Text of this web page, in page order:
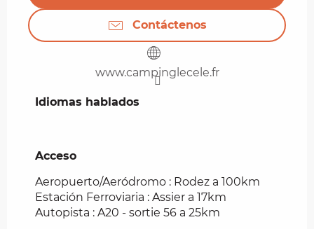
Contáctenos
www.campinglecele.fr
Idiomas hablados
Idiomas hablados
Acceso
Acceso
Aeropuerto/Aeródromo : Rodez a 100km
Estación Ferroviaria : Assier a 17km
Autopista : A20 - sortie 56 a 25km